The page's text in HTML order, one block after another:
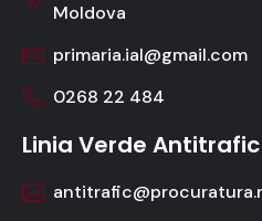
Moldova
primaria.ial@gmail.com
0268 22 484
Linia Verde Antitrafic